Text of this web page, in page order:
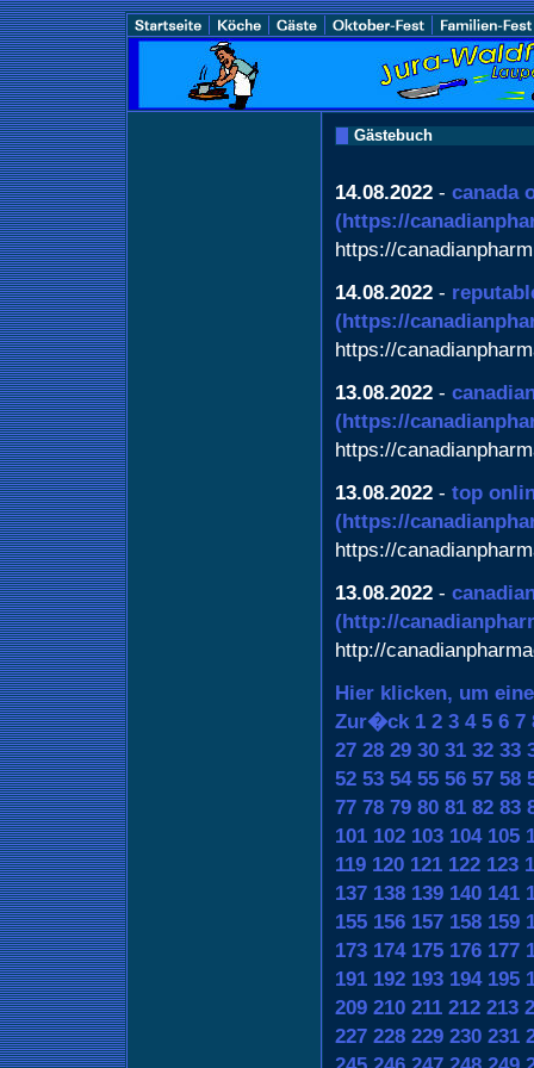
Gästebuch
14.08.2022 - canada
(https://
https://
14.08.2022 -
(https://
https://
13.08.2022 -
(https://
https://
13.08.2022 - top
(https://
https://
13.08.2022 -
(http://
http://
Hier klicken, um
Zur�ck 1 2 3 4 5 6 7
27 28 29 30 31 32 33
52 53 54 55 56 57 58
77 78 79 80 81 82 83
101 102 103 104 105
119 120 121 122 123
137 138 139 140 141
155 156 157 158 159
173 174 175 176 177
191 192 193 194 195
209 210 211 212 213
227 228 229 230 231